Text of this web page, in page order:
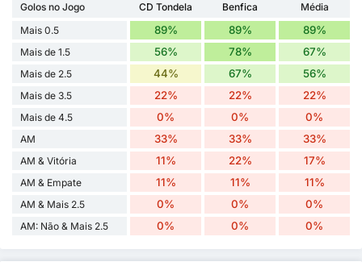
Golos no Jogo CD Tondela Benfica
Média
Mais 0.5
89% 89% 89%
Mais de 1.5 56% 78% 67%
Mais de 2.5 44% 67% 56%
Mais de 3.5 22% 22% 22%
Mais de 4.5 0% 0% 0%
AM 33% 33% 33%
AM & Vitória 11% 22% 17%
AM & Empate 11% 11% 11%
AM & Mais 2.5 0% 0% 0%
AM: Não & Mais 2.5 0% 0% 0%